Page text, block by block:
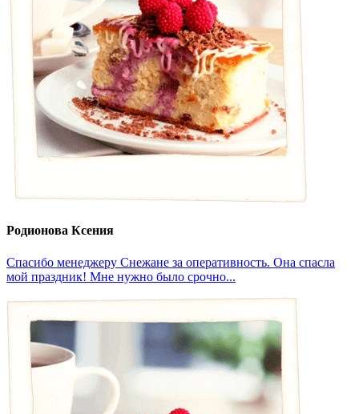
Родионова Ксения
Спасибо менеджеру Снежане за оперативность. Она спасла
мой праздник! Мне нужно было срочно...